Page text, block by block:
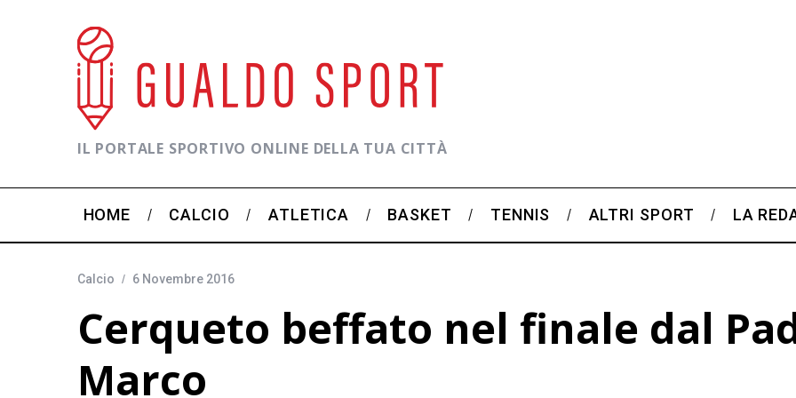
IL PORTALE SPORTIVO ONLINE DELLA TUA CITTÀ
HOME CALCIO ATLETICA BASKET TENNIS ALTRI SPORT LA
Calcio 6 Novembre 2016
Cerqueto beffato nel finale dal
Marco